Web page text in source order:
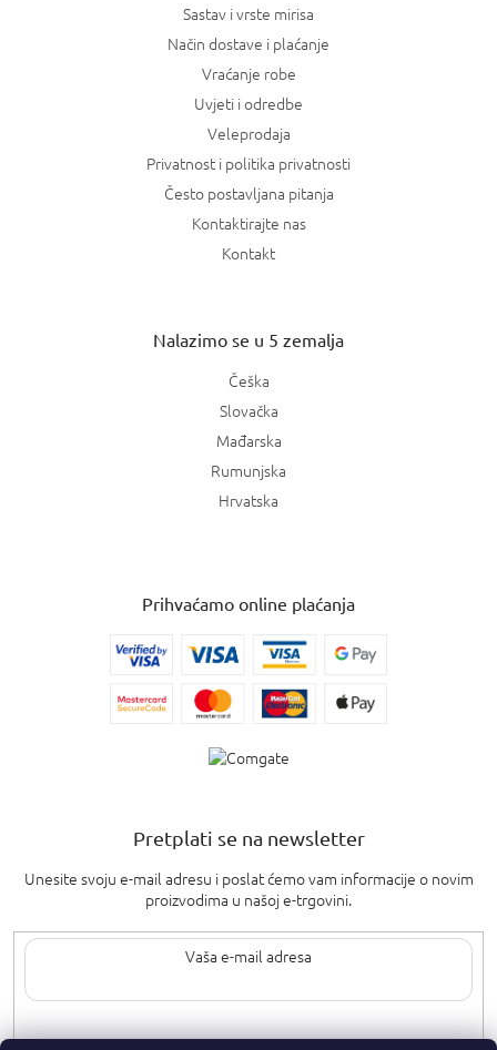
Sastav i vrste mirisa
Način dostave i plaćanje
Vraćanje robe
Uvjeti i odredbe
Veleprodaja
Privatnost i politika privatnosti
Često postavljana pitanja
Kontaktirajte nas
Kontakt
Nalazimo se u 5 zemalja
Češka
Slovačka
Mađarska
Rumunjska
Hrvatska
Prihvaćamo online plaćanja
Pretplati se na newsletter
Unesite svoju e-mail adresu i poslat ćemo vam informacije o novim
proizvodima u našoj e-trgovini.
Upisom svoje e-pošte pristajete nauvjete privatnosti.